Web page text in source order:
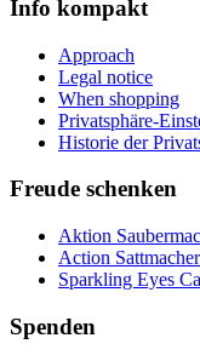
Info kompakt
Approach
Legal notice
When shopping
Privatsphäre-
Historie der
Freude schenken
Aktion
Action Sattmacher
Sparkling Eyes
Spenden